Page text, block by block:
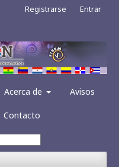
Acerca de Avisos
Contacto
Registrarse Entrar